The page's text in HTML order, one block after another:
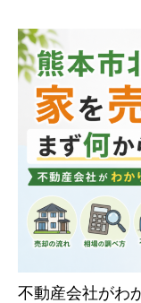
不動産会社がわ